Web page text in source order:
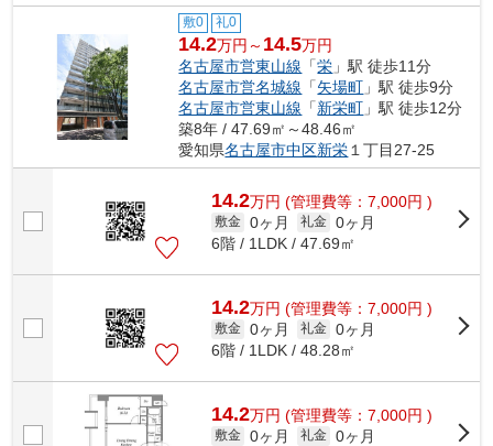
敷0 礼0
14.2万円～ 14.5万円
名古屋市営東山線 「栄 」駅 徒歩11分
名古屋市営名城線 「矢場町 」駅 徒歩9分
名古屋市営東山線 「新栄町 」駅 徒歩12分
築8年 / 47.69㎡～48.46㎡
愛知県名古屋市中区新栄 １丁目27-25
14.2万円 (管理費等：7,000円 )
敷金 0ヶ月 礼金 0ヶ月
6階 / 1LDK / 47.69㎡
14.2万円 (管理費等：7,000円 )
敷金 0ヶ月 礼金 0ヶ月
6階 / 1LDK / 48.28㎡
14.2万円 (管理費等：7,000円 )
敷金 0ヶ月 礼金 0ヶ月